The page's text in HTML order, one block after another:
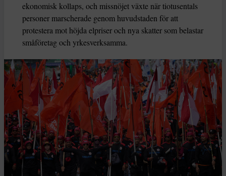
ekonomisk kollaps, och missnöjet växte när tiotusentals
personer marscherade genom huvudstaden för att
protestera mot höjda elpriser och nya skatter som belastar
småföretag och yrkesverksamma.